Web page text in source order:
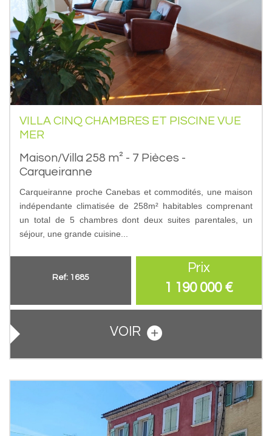
VILLA CINQ CHAMBRES ET PISCINE VUE
MER
Maison/Villa 258 m² - 7 Pièces -
Carqueiranne
Carqueiranne proche Canebas et commodités, une maison
indépendante climatisée de 258m² habitables comprenant
un total de 5 chambres dont deux suites parentales, un
séjour, une grande cuisine...
Ref: 1685
Prix
1 190 000 €
VOIR